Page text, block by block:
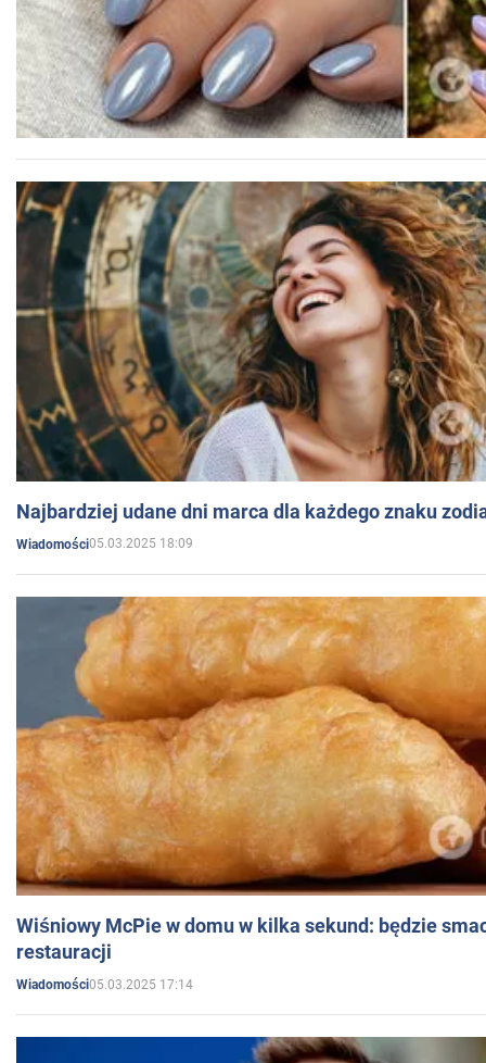
Najbardziej udane dni marca dla każdego znaku
Wiadomości05.03.2025 18:09
Wiśniowy McPie w domu w kilka sekund: będzie
restauracji
Wiadomości05.03.2025 17:14